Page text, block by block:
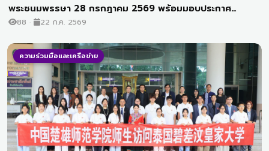
พระชนมพรรษา 28 กรกฎาคม 2569 พร้อมมอบประกาศ
เกียรติคุณผู้ทำคุณประโยชน์ด้านศิลปวัฒนธรรม
88 22 ก.ค. 2569
ความร่วมมือและเครือข่าย